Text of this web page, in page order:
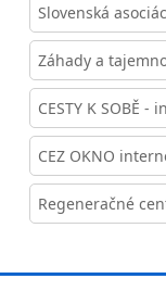
Slovenská
Záhady a
CESTY K SOBĚ
CEZ OKNO
Regeneračné